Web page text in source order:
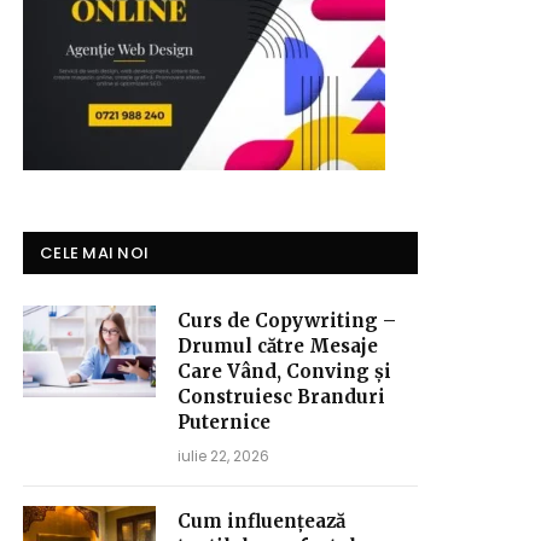
CELE MAI NOI
Curs de Copywriting –
Drumul către Mesaje
Care Vând, Conving și
Construiesc Branduri
Puternice
iulie 22, 2026
Cum influențează